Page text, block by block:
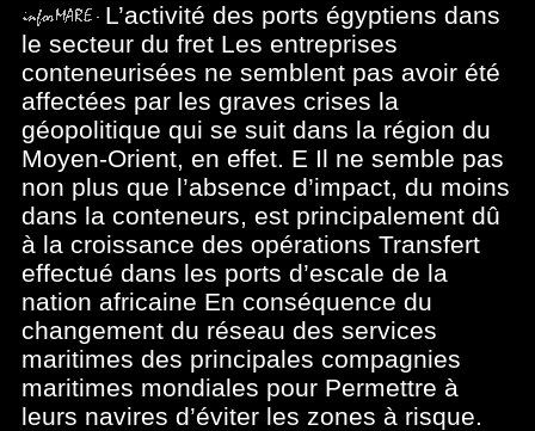
L’activité des ports égyptiens dans
le secteur du fret Les entreprises
conteneurisées ne semblent pas avoir été
affectées par les graves crises la
géopolitique qui se suit dans la région du
Moyen-Orient, en effet. E Il ne semble pas
non plus que l’absence d’impact, du moins
dans la conteneurs, est principalement dû
à la croissance des opérations Transfert
effectué dans les ports d’escale de la
nation africaine En conséquence du
changement du réseau des services
maritimes des principales compagnies
maritimes mondiales pour Permettre à
leurs navires d’éviter les zones à risque.